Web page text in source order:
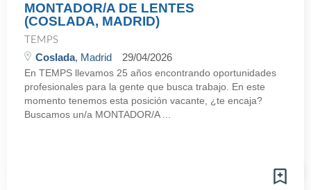
MONTADOR/A DE LENTES
(COSLADA, MADRID)
TEMPS
Coslada, Madrid 29/04/2026
En TEMPS llevamos 25 años encontrando oportunidades
profesionales para la gente que busca trabajo. En este
momento tenemos esta posición vacante, ¿te encaja?
Buscamos un/a MONTADOR/A ...